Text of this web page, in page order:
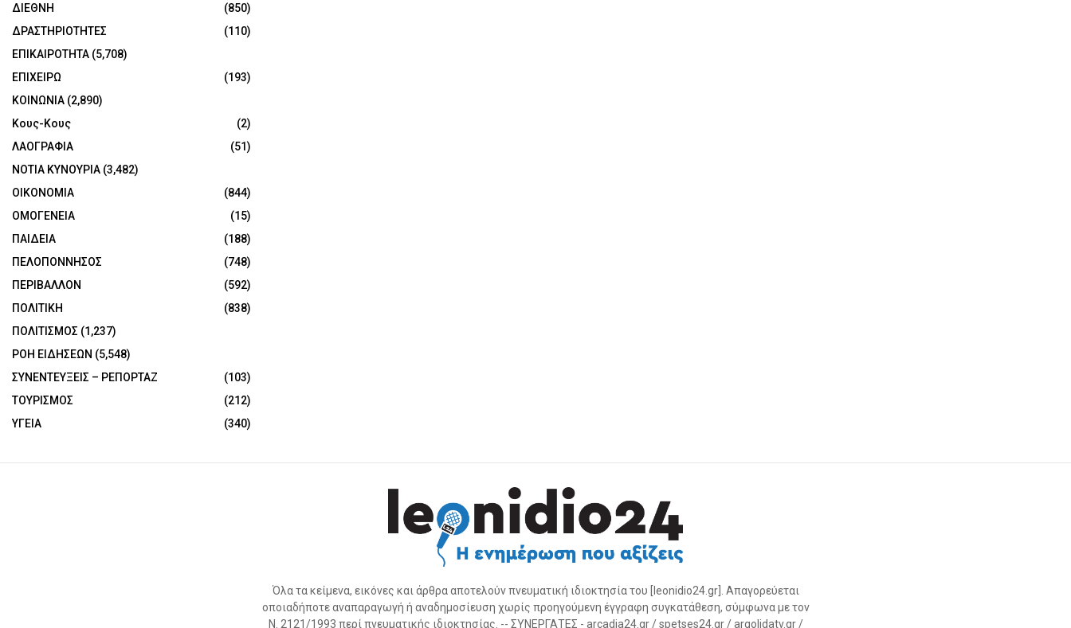
ΔΙΕΘΝΗ
(850)
ΔΡΑΣΤΗΡΙΟΤΗΤΕΣ
(110)
ΕΠΙΚΑΙΡΟΤΗΤΑ (5,708)
ΕΠΙΧΕΙΡΩ
(193)
ΚΟΙΝΩΝΙΑ (2,890)
Κους-Κους
(2)
ΛΑΟΓΡΑΦΙΑ
(51)
ΝΟΤΙΑ ΚΥΝΟΥΡΙΑ (3,482)
ΟΙΚΟΝΟΜΙΑ
(844)
ΟΜΟΓΕΝΕΙΑ
(15)
ΠΑΙΔΕΙΑ
(188)
ΠΕΛΟΠΟΝΝΗΣΟΣ
(748)
ΠΕΡΙΒΑΛΛΟΝ
(592)
ΠΟΛΙΤΙΚΗ
(838)
ΠΟΛΙΤΙΣΜΟΣ (1,237)
ΡΟΗ ΕΙΔΗΣΕΩΝ (5,548)
ΣΥΝΕΝΤΕΥΞΕΙΣ – ΡΕΠΟΡΤΑΖ
(103)
ΤΟΥΡΙΣΜΟΣ
(212)
ΥΓΕΙΑ
(340)
Όλα τα κείμενα, εικόνες και άρθρα αποτελούν πνευματική ιδιοκτησία του [leonidio24.gr]. Απαγορεύεται
οποιαδήποτε αναπαραγωγή ή αναδημοσίευση χωρίς προηγούμενη έγγραφη συγκατάθεση, σύμφωνα με τον
Ν. 2121/1993 περί πνευματικής ιδιοκτησίας. -- ΣΥΝΕΡΓΑΤΕΣ - arcadia24.gr / spetses24.gr / argolidatv.gr /